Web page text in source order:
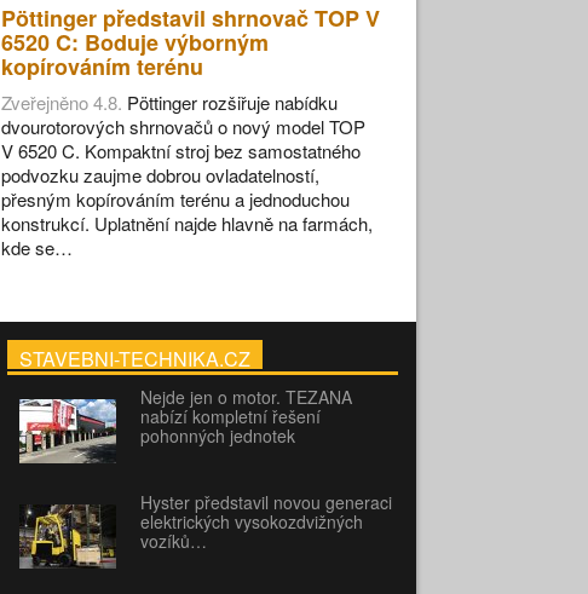
Pöttinger představil shrnovač TOP V
6520 C: Boduje výborným
kopírováním terénu
Zveřejněno 4.8. Pöttinger rozšiřuje nabídku
dvourotorových shrnovačů o nový model TOP
V 6520 C. Kompaktní stroj bez samostatného
podvozku zaujme dobrou ovladatelností,
přesným kopírováním terénu a jednoduchou
konstrukcí. Uplatnění najde hlavně na farmách,
kde se…
STAVEBNI-TECHNIKA.CZ
Nejde jen o motor. TEZANA
nabízí kompletní řešení
pohonných jednotek
Hyster představil novou generaci
elektrických vysokozdvižných
vozíků…